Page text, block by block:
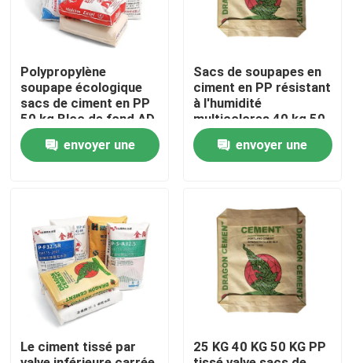
Maison
Produits
Visite d'usine
Contrôle de qualité
Contactez-nous
Polypropylène
soupape écologique
sacs de ciment en PP
50 kg Bloc de fond AD
STAR emballage
envoyer une
Sacs de soupapes en
ciment en PP résistant
à l'humidité
multicolores 40 kg 50
kg
envoyer une
Le ciment tissé par
25 KG 40 KG 50 KG PP